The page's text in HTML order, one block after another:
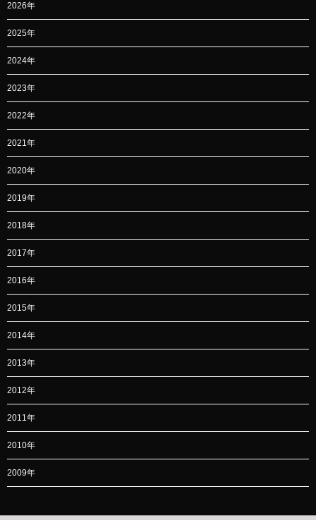
2026年
2025年
2024年
2023年
2022年
2021年
2020年
2019年
2018年
2017年
2016年
2015年
2014年
2013年
2012年
2011年
2010年
2009年